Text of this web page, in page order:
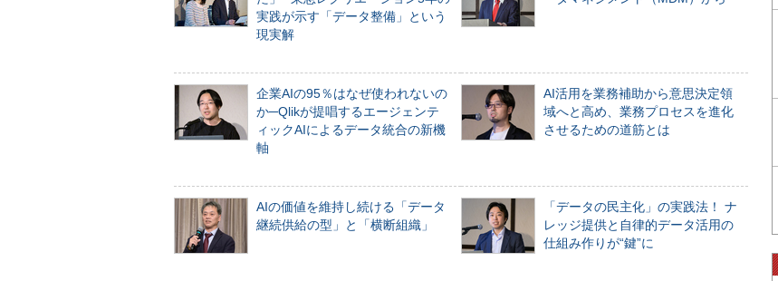
実践が示す「データ整備」という
現実解
企業AIの95％はなぜ使われないの
か─Qlikが提唱するエージェンテ
ィックAIによるデータ統合の新機
軸
AI活用を業務補助から意思決定領
域へと高め、業務プロセスを進化
させるための道筋とは
AIの価値を維持し続ける「データ
継続供給の型」と「横断組織」
「データの民主化」の実践法！ ナ
レッジ提供と自律的データ活用の
仕組み作りが“鍵”に